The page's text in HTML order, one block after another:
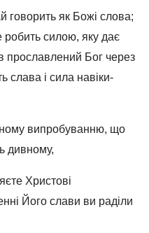
говорить як Божі слова;
робить силою, яку дає
прославлений Бог через
слава і сила навіки-
випробуванню, що
дивному,
Христові
Його слави ви раділи